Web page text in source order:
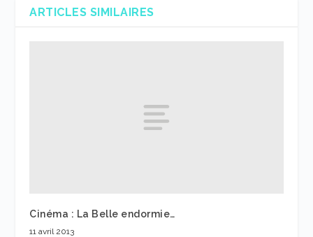
ARTICLES SIMILAIRES
Cinéma : La Belle endormie…
11 avril 2013